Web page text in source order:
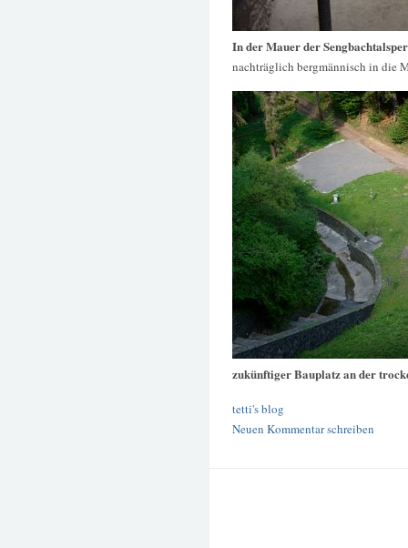
In der Mauer der
nachträglich bergmännisch in die
zukünftiger Bauplatz an der
tetti's blog
Neuen Kommentar schreiben